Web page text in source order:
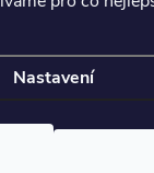
Nastavení